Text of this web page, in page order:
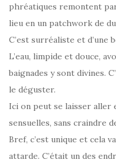
phréatiques remontent
lieu en un patchwork de
C’est surréaliste et d’une
L’eau, limpide et douce,
baignades y sont divines.
le déguster.
Ici on peut se laisser aller
sensuelles, sans craindre
Bref, c’est unique et cela
attarde. C’était un des